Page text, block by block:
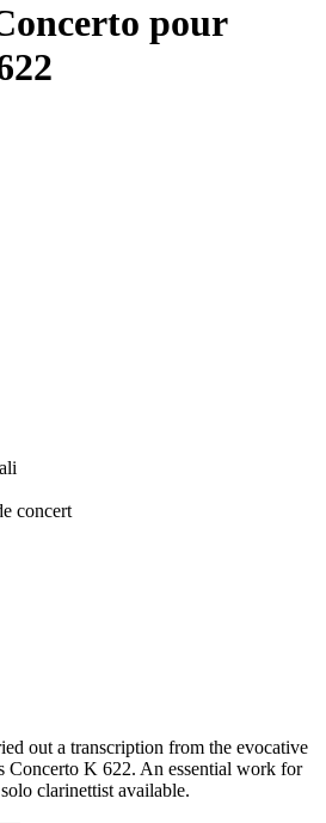
pour
concert
out a transcription from the evocative
Concerto K 622. An essential work for
clarinettist available.